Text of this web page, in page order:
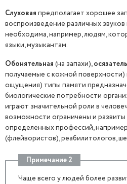
Слуховая предполагает хорошее
воспроизведение различных
необходима, например, людям,
языки, музыкантам.
Обонятельная (на запахи),
получаемые с кожной поверхности)
ощущения) типы памяти
биологические потребности
играют значительной роли в
возможности ограничены и
определенных профессий,
(флейвористов), реабилитологов,
Примечание 2
Чаще всего у людей более